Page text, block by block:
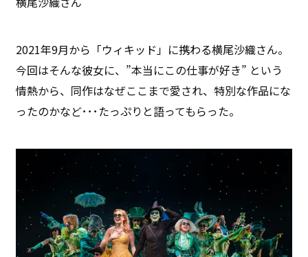
2021年9月から「ウィキッド」に携わる横尾沙織さん。
今回はそんな彼女に、”本当にこの仕事が好き” という
情熱から、同作はなぜここまで愛され、特別な作品にな
ったのかなど･･･たっぷりと語ってもらった。